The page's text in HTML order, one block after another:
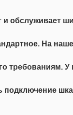
и обслуживает
На
требованиям.